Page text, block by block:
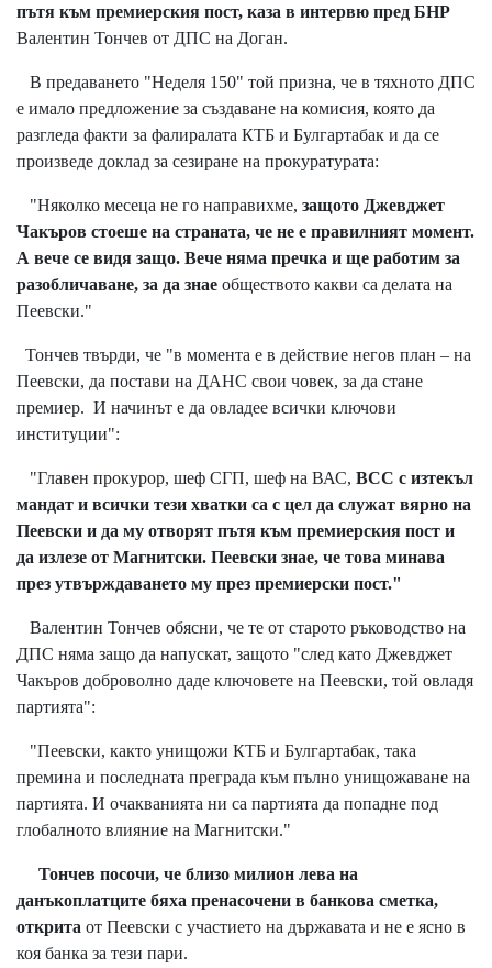
пътя към премиерския пост, каза в интервю пред БНР
Валентин Тончев от ДПС на Доган.
В предаването "Неделя 150" той призна, че в тяхното ДПС
е имало предложение за създаване на комисия, която да
разгледа факти за фалиралата КТБ и Булгартабак и да се
произведе доклад за сезиране на прокуратурата:
"Няколко месеца не го направихме, защото Джевджет
Чакъров стоеше на страната, че не е правилният момент.
А вече се видя защо. Вече няма пречка и ще работим за
разобличаване, за да знае обществото какви са делата на
Пеевски."
Тончев твърди, че "в момента е в действие негов план – на
Пеевски, да постави на ДАНС свои човек, за да стане
премиер. И начинът е да овладее всички ключови
институции":
"Главен прокурор, шеф СГП, шеф на ВАС, ВСС с изтекъл
мандат и всички тези хватки са с цел да служат вярно на
Пеевски и да му отворят пътя към премиерския пост и
да излезе от Магнитски. Пеевски знае, че това минава
през утвърждаването му през премиерски пост."
Валентин Тончев обясни, че те от старото ръководство на
ДПС няма защо да напускат, защото "след като Джевджет
Чакъров доброволно даде ключовете на Пеевски, той овладя
партията":
"Пеевски, както унищожи КТБ и Булгартабак, така
премина и последната преграда към пълно унищожаване на
партията. И очакванията ни са партията да попадне под
глобалното влияние на Магнитски."
Тончев посочи, че близо милион лева на
данъкоплатците бяха пренасочени в банкова сметка,
открита от Пеевски с участието на държавата и не е ясно в
коя банка за тези пари.